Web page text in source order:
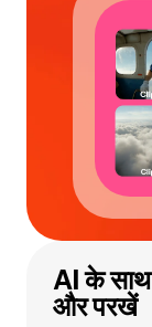
AI के साथ
और परखें